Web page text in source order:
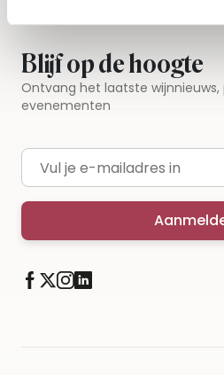
Blijf op de hoogte
Ontvang het laatste wijnnieuws,
evenementen
E-mailadres